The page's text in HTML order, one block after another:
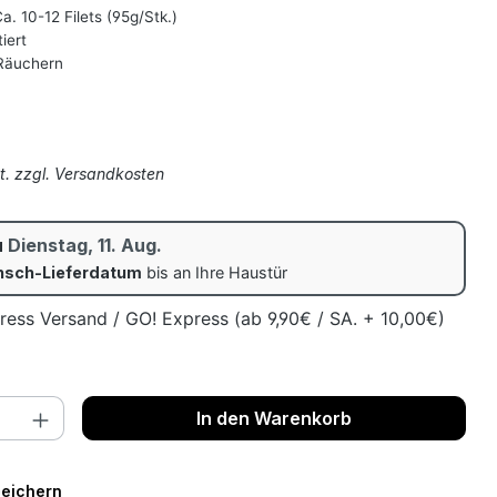
10-12 Filets (95g/Stk.)
zzgl. Versandkosten
Dienstag, 11. Aug.
Lieferdatum bis an Ihre Haustür
Versand / GO! Express (ab 9,90€ / SA. + 10,00€)
Gib den gewünschten Wert
In den Warenkorb